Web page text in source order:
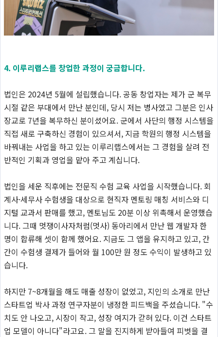
4. 이루리랩스를 창업한 과정이 궁금합니다.
법인은 2024년 5월에 설립했습니다. 공동 창업자는 제가 군 복무
시절 같은 부대에서 만난 분인데, 당시 저는 병사였고 그분은 인사
장교로 7년을 복무하신 분이셨어요. 군에서 사단의 행정 시스템을
직접 새로 구축하신 경험이 있으셔서, 지금 학원의 행정 시스템을
바꿔내는 사업을 하고 있는 이루리랩스에서는 그 경험을 살려 전
반적인 기획과 영업을 맡아 주고 계십니다.
법인을 세운 직후에는 전문직 수험 교육 사업을 시작했습니다. 회
계사·세무사 수험생을 대상으로 현직자 멘토링 매칭 서비스와 디
지털 교과서 판매를 했고, 멘토님도 20분 이상 위촉해서 운영했습
니다. 그때 멋쟁이사자처럼(멋사) 동아리에서 만난 웹 개발자 한
명이 합류해 셋이 함께 했어요. 지금도 그 앱을 유지하고 있고, 간
간이 수험생 결제가 들어와 월 100만 원 정도 수익이 발생하고 있
습니다.
하지만 7~8개월을 해도 매출 성장이 없었고, 지인의 소개로 만난
스타트업 박사 과정 연구자분이 냉정한 피드백을 주셨습니다. "수
치도 안 나오고, 시장이 작고, 성장 여지가 갇혀 있다. 이건 스타트
업 모델이 아니다"라고요. 그 말을 진지하게 받아들여 피벗을 결